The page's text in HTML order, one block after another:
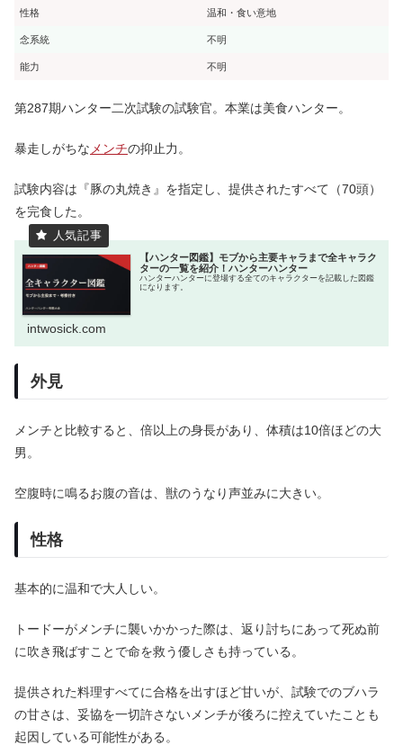
性格 温和・食い意地
念系統 不明
能力 不明
第287期ハンター二次試験の試験官。本業は美食ハンター。
暴走しがちな メンチの抑止力。
試験内容は『豚の丸焼き』を指定し、提供されたすべて（70頭）
を完食した。
【ハンター図鑑】モブから主要キャラまで全キャラク
ターの一覧を紹介！ハンターハンター
ハンターハンターに登場する全てのキャラクターを記載した図鑑
になります。
intwosick.com
外見
メンチと比較すると、倍以上の身長があり、体積は10倍ほどの大
男。
空腹時に鳴るお腹の音は、獣のうなり声並みに大きい。
性格
基本的に温和で大人しい。
トードーがメンチに襲いかかった際は、返り討ちにあって死ぬ前
に吹き飛ばすことで命を救う優しさも持っている。
提供された料理すべてに合格を出すほど甘いが、試験でのブハラ
の甘さは、妥協を一切許さないメンチが後ろに控えていたことも
起因している可能性がある。